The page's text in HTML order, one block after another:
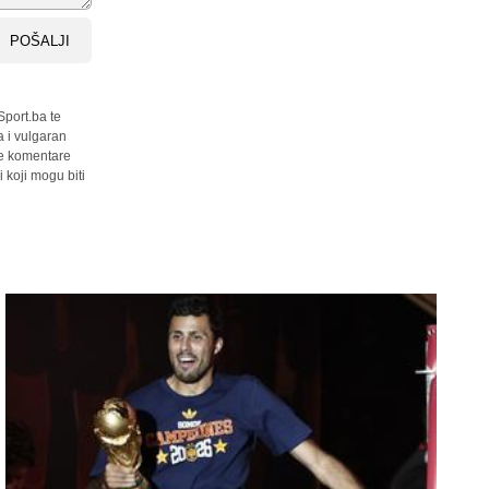
POŠALJI
te
i vulgaran
komentare
koji mogu biti